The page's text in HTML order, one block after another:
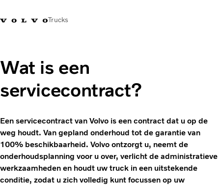
Trucks
Transportoplossingen
CO2-reductie
Truck Builder
Services
Dealer locator
Nieuws
Over ons
Wat is een
servicecontract?
Een servicecontract van Volvo is een contract dat u op de
weg houdt. Van gepland onderhoud tot de garantie van
100% beschikbaarheid. Volvo ontzorgt u, neemt de
onderhoudsplanning voor u over, verlicht de administratieve
werkzaamheden en houdt uw truck in een uitstekende
conditie, zodat u zich volledig kunt focussen op uw